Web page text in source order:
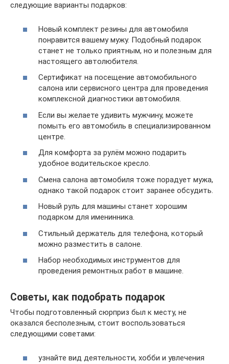
следующие варианты подарков:
Новый комплект резины для автомобиля
понравится вашему мужу. Подобный подарок
станет не только приятным, но и полезным для
настоящего автолюбителя.
Сертификат на посещение автомобильного
салона или сервисного центра для проведения
комплексной диагностики автомобиля.
Если вы желаете удивить мужчину, можете
помыть его автомобиль в специализированном
центре.
Для комфорта за рулём можно подарить
удобное водительское кресло.
Смена салона автомобиля тоже порадует мужа,
однако такой подарок стоит заранее обсудить.
Новый руль для машины станет хорошим
подарком для именинника.
Стильный держатель для телефона, который
можно разместить в салоне.
Набор необходимых инструментов для
проведения ремонтных работ в машине.
Советы, как подобрать подарок
Чтобы подготовленный сюрприз был к месту, не
оказался бесполезным, стоит воспользоваться
следующими советами:
узнайте вид деятельности, хобби и увлечения